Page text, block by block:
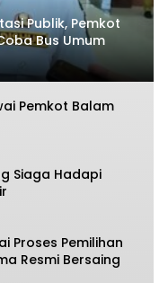
Publik, Pemkot
Bus Umum
Pemkot Balam
Siaga Hadapi
Proses Pemilihan
Resmi Bersaing